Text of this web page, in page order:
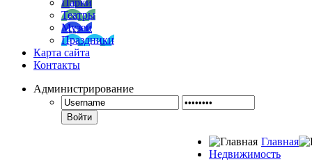
Парки
Театры
Музеи
Праздники
Карта сайта
Контакты
Администрирование
Войти
Главная
Недвижимость